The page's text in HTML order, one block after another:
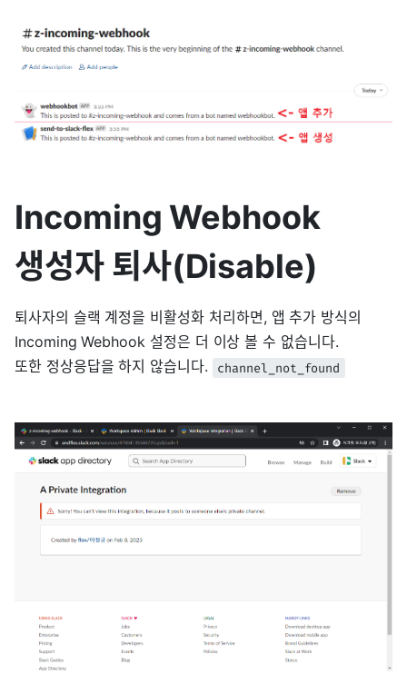
Incoming Webhook
생성자 퇴사(Disable)
퇴사자의 슬랙 계정을 비활성화 처리하면, 앱 추가 방식의
Incoming Webhook 설정은 더 이상 볼 수 없습니다.
또한 정상응답을 하지 않습니다.
channel_not_found